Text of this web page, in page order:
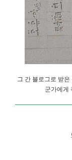
그 간 블로그로 받
군가에게